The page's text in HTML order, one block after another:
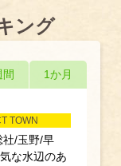
ング
間 1か月
TOWN
社/玉野/早
な水辺のあ